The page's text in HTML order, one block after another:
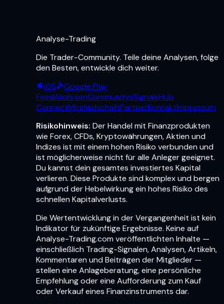
Analyse-Trading
Die Trader-Community. Teile deine Analysen, folge
den Besten, entwickle dich weiter.
iOS
Google Play
FeedAnalysenCommunitysSignaleHub
ConnectMitgliedschaftPartnerKontaktImpressum
Risikohinweis: Der Handel mit Finanzprodukten
wie Forex, CFDs, Kryptowährungen, Aktien und
Indizes ist mit einem hohen Risiko verbunden und
ist möglicherweise nicht für alle Anleger geeignet.
Du kannst dein gesamtes investiertes Kapital
verlieren. Diese Produkte sind komplex und bergen
aufgrund der Hebelwirkung ein hohes Risiko des
schnellen Kapitalverlusts.
Die Wertentwicklung in der Vergangenheit ist kein
Indikator für zukünftige Ergebnisse. Keine auf
Analyse-Trading.com veröffentlichten Inhalte —
einschließlich Trading-Signalen, Analysen, Artikeln,
Kommentaren und Beiträgen der Mitglieder —
stellen eine Anlageberatung, eine persönliche
Empfehlung oder eine Aufforderung zum Kauf
oder Verkauf eines Finanzinstruments dar.